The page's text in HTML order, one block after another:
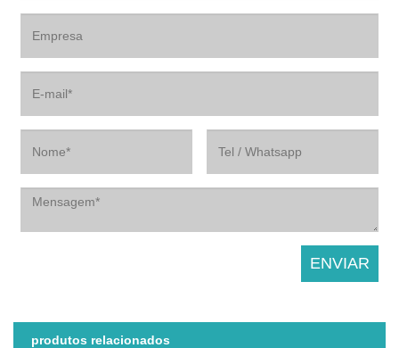
produtos relacionados